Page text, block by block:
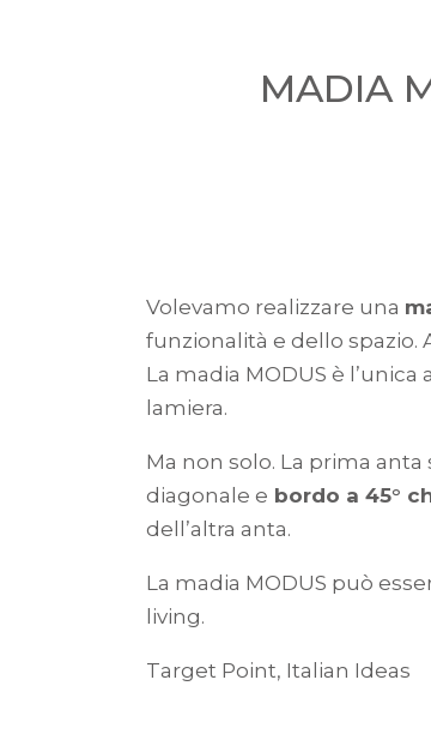
MADIA
Volevamo realizzare una
funzionalità e dello spazio.
La madia MODUS è l’unica
lamiera.
Ma non solo. La prima
diagonale e bordo a 45°
dell’altra anta.
La madia MODUS può
living.
Target Point, Italian Ideas